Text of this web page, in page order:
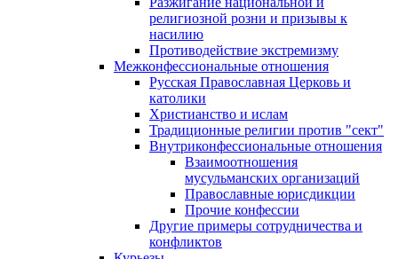
религиозной розни и призывы к
насилию
Противодействие экстремизму
Межконфессиональные отношения
Русская Православная Церковь и
католики
Христианство и ислам
Традиционные религии против "сект"
Внутриконфессиональные отношения
Взаимоотношения
мусульманских организаций
Православные юрисдикции
Прочие конфессии
Другие примеры сотрудничества и
конфликтов